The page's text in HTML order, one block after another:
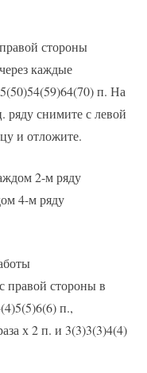
стороны
каждые
п. На
ряду снимите с левой
и отложите.
2-м ряду
4-м ряду
правой стороны в
п.,
х 2 п. и 3(3)3(3)4(4)